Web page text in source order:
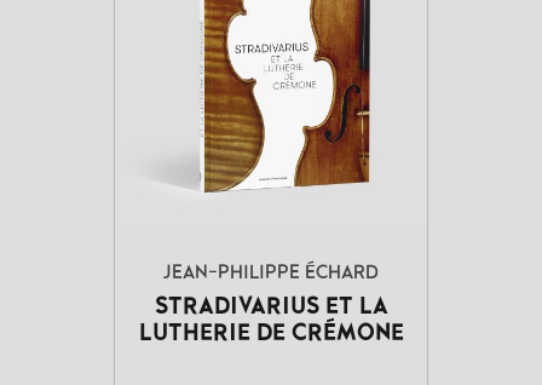
JEAN-PHILIPPE ÉCHARD
STRADIVARIUS ET LA
LUTHERIE DE CRÉMONE